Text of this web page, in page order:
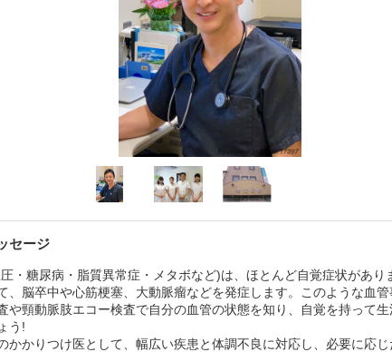
セージ
・糖尿病・脂質異常症・メタボなど)は、ほとんど自覚症状があり
、脳卒中や心筋梗塞、大動脈瘤などを発症します。このような血
や頸動脈肢エコー検査で自分の血管の状態を知り、自覚を持って
う!
かかりつけ医として、幅広い疾患と体調不良に対応し、必要に応